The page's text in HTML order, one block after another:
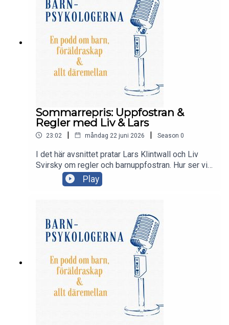
Sommarrepris: Uppfostran &
Regler med Liv & Lars
23:02 | måndag 22 juni 2026 | Season 0
I det här avsnittet pratar Lars Klintwall och Liv
Svirsky om regler och barnuppfostran. Hur ser vi
på det? Vad har vi för tips att dela med oss av?
Vad kan man tänka på som förälder?
Play